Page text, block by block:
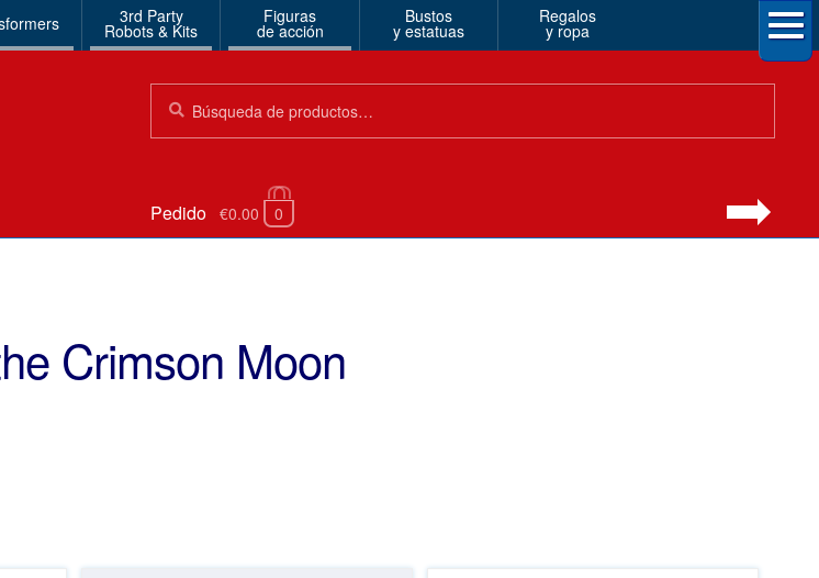
3rd Party
Robots & Kits
Figuras
de acción
Bustos
y estatuas
Regalos
y ropa
Pedido €0.00 0
Crimson Moon